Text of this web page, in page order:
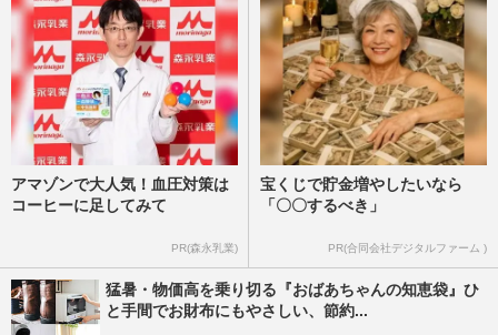
アマゾンで大人気！血圧対策は
コーヒーに足してみて
PR(森永乳業)
宝くじで貯金増やしたいなら
「〇〇するべき」
PR(合同会社デジタルファーム )
猛暑・物価高を乗り切る『おばあちゃんの知恵袋』ひ
と手間でお財布にもやさしい、節約...